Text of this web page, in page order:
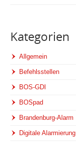
Kategorien
Allgemein
Befehlsstellen
BOS-GDI
BOSpad
Brandenburg-Alarm
Digitale Alarmierung